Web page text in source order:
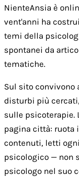
NienteAnsia è
vent'anni ha
temi della
spontanei da
tematiche.
Sul sito
disturbi più
sulle psicoterapie.
pagina città: ruota
contenuti, letti
psicologico — non
psicologo nel suo